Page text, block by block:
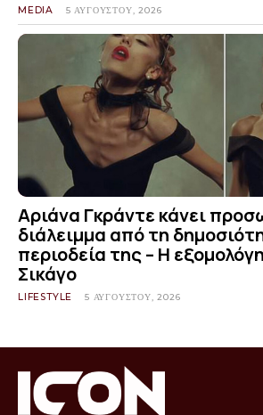
MEDIA 5 ΑΥΓΟΎΣΤΟΥ, 2026
Αριάνα Γκράντε κάνει
διάλειμμα από τη
περιοδεία της – Η
Σικάγο
LIFESTYLE 5 ΑΥΓΟΎΣΤΟΥ, 2026